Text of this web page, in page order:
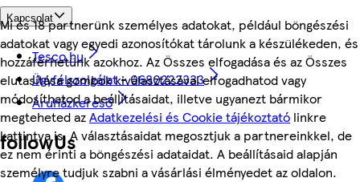
Mi és 18 partnerünk személyes adatokat, például böngészési
adatokat vagy egyedi azonosítókat tárolunk a készülékeden, és
hozzáférhetünk azokhoz. Az Összes elfogadása és az Összes
elutasítása gombok kiválasztásával elfogadhatod vagy
módosíthatod a beállításaidat, illetve ugyanezt bármikor
megteheted azAdatkezelési és Cookie tájékoztató linkre
kattintva is. A választásaidat megosztjuk a partnereinkkel, de
ez nem érinti a böngészési adataidat. A beállításaid alapján
személyre tudjuk szabni a vásárlási élményedet az oldalon.
Kapcsolat
Tesco.hu
Ügyfélszolgálat - 0680222333
Áruházkereső
followUs